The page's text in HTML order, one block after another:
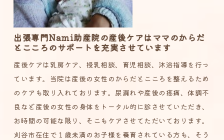
出張専門Nami助産院の産後ケアはママのからだ
とこころのサポートを充実させています
産後ケアは乳房ケア、授乳相談、育児相談、沐浴指導を行っ
ています。当院は産後の女性のからだとこころを整えるため
のケアも取り入れております。尿漏れや産後の疼痛、体調不
良など産後の女性の身体をトータル的に診させていただき、
お時間の可能な限り、そこもケアさせてただいております。
刈谷市在住で１歳未満のお子様を養育されている方も、そう